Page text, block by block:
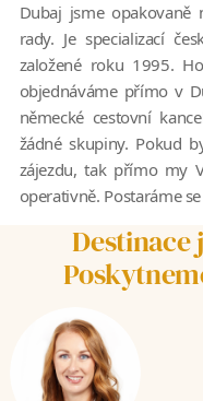
Dubaj jsme opakovaně
rady. Je specializací
založené roku 1995.
objednáváme přímo v
německé cestovní
žádné skupiny. Pokud
zájezdu, tak přímo my
operativně. Postaráme se
Destinace